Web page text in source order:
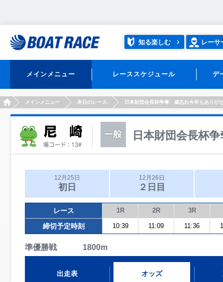
知る楽しむ レーサ
メインメニュー レーススケジュール デ
HOMEメインメニュー 本日のレース 日本財団会長杯争奪 歳忘れ今年もありが
日本財団会長杯
12月25日
初日
12月26日
２日目
レース 1R 2R 3R
締切予定時刻 10:39 11:09 11:36
準優勝戦 1800m
出走表 オッズ